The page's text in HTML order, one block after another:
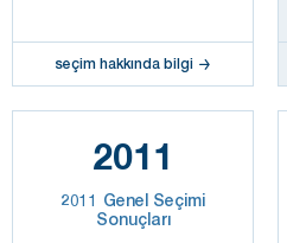
seçim hakkında bilgi
2011
2011 Genel Seçimi
Sonuçları